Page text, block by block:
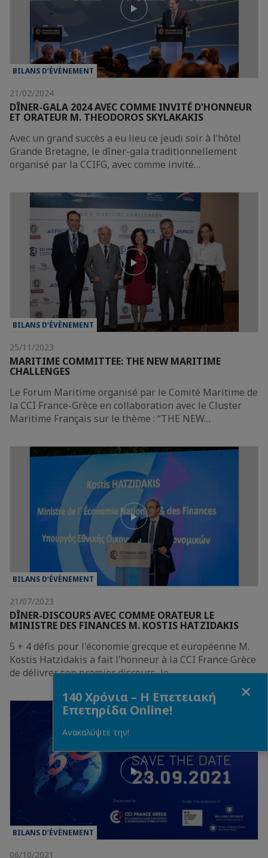
BILANS D’ÉVÈNEMENT
21/02/2024
DÎNER-GALA 2024 AVEC COMME INVITÉ D'HONNEUR
ET ORATEUR M. THEODOROS SKYLAKAKIS
Avec un grand succès a eu lieu ce jeudi soir à l’hôtel
Grande Bretagne, le dîner-gala traditionnellement
organisé par la CCIFG, avec comme invité…
BILANS D’ÉVÈNEMENT
25/11/2023
MARITIME COMMITTEE: THE NEW MARITIME
CHALLENGES
Le Forum Maritime organisé par le Comité Maritime de
la CCI France-Grèce en collaboration avec le Cluster
Maritime Français sur le thème : “THE NEW…
BILANS D’ÉVÈNEMENT
21/07/2023
DÎNER-DISCOURS AVEC COMME ORATEUR LE
MINISTRE DES FINANCES M. KOSTIS HATZIDAKIS
5 + 4 défis pour l'économie grecque et européenne M.
Kostis Hatzidakis a fait l’honneur à la CCI France Grèce
de délivrer son premier discours, le…
BILANS D’ÉVÈNEMENT
06/10/2021
140 Χρόνια – Η Επετειακή
Επετηρίδα Online!
Ανακαλύψτε την!